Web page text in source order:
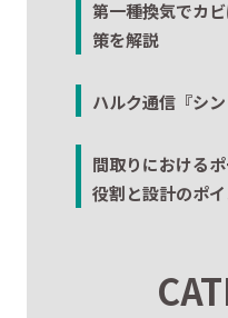
第一種換気でカ
策を解説
ハルク通信『シ
間取りにおける
役割と設計のポ